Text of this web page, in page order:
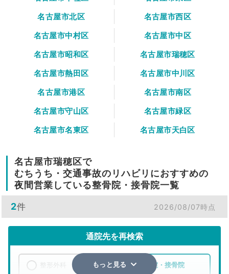
名古屋市北区
名古屋市西区
名古屋市中村区
名古屋市中区
名古屋市昭和区
名古屋市瑞穂区
名古屋市熱田区
名古屋市中川区
名古屋市港区
名古屋市南区
名古屋市守山区
名古屋市緑区
名古屋市名東区
名古屋市天白区
名古屋市瑞穂区で
むちうち・交通事故のリハビリにおすすめの
夜間営業している整骨院・接骨院一覧
2件 2026/08/07時点
通院先を再検索
整骨院・接骨院
もっと見る